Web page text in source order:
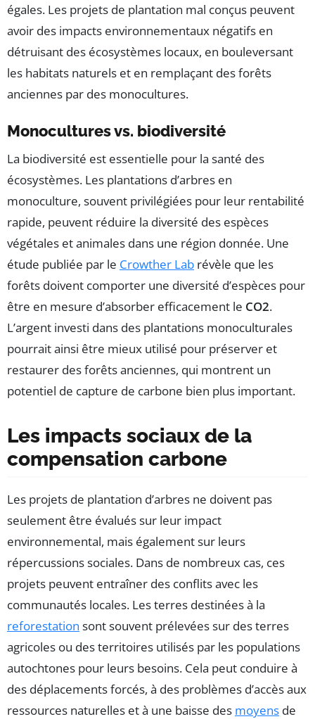
égales. Les projets de plantation mal conçus peuvent
avoir des impacts environnementaux négatifs en
détruisant des écosystèmes locaux, en bouleversant
les habitats naturels et en remplaçant des forêts
anciennes par des monocultures.
Monocultures vs. biodiversité
La biodiversité est essentielle pour la santé des
écosystèmes. Les plantations d’arbres en
monoculture, souvent privilégiées pour leur rentabilité
rapide, peuvent réduire la diversité des espèces
végétales et animales dans une région donnée. Une
étude publiée par le Crowther Lab révèle que les
forêts doivent comporter une diversité d’espèces pour
être en mesure d’absorber efficacement le CO2.
L’argent investi dans des plantations monoculturales
pourrait ainsi être mieux utilisé pour préserver et
restaurer des forêts anciennes, qui montrent un
potentiel de capture de carbone bien plus important.
Les impacts sociaux de la
compensation carbone
Les projets de plantation d’arbres ne doivent pas
seulement être évalués sur leur impact
environnemental, mais également sur leurs
répercussions sociales. Dans de nombreux cas, ces
projets peuvent entraîner des conflits avec les
communautés locales. Les terres destinées à la
reforestation sont souvent prélevées sur des terres
agricoles ou des territoires utilisés par les populations
autochtones pour leurs besoins. Cela peut conduire à
des déplacements forcés, à des problèmes d’accès aux
ressources naturelles et à une baisse des moyens de